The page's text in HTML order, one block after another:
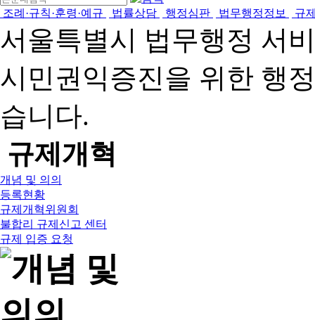
조례·규칙·훈령·예규 법률상담 행정심판 법무행정정보 규
서울특별시 법무행정 서
시민권익증진을 위한 행
습니다.
규제개혁
개념 및 의의
등록현황
규제개혁위원회
불합리 규제신고 센터
규제 입증 요청